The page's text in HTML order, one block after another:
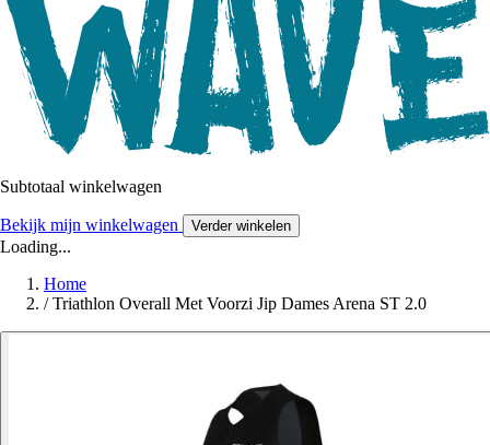
Subtotaal winkelwagen
Bekijk mijn winkelwagen Verder winkelen
Loading...
Home
/ Triathlon Overall Met Voorzi Jip Dames Arena ST 2.0